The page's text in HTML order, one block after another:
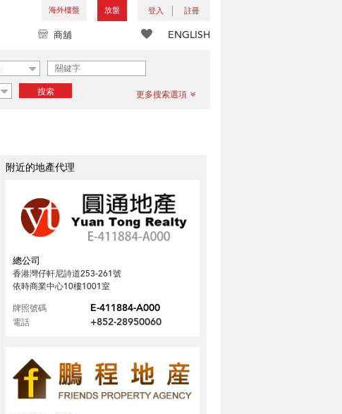
海外樓盤 放盤 登入 註冊
ENGLISH
商舖
搜索 更多搜索選項
附近的地產代理
總公司
香港灣仔軒尼詩道253-261號
依時商業中心10樓1001室
牌照號碼
E-411884-A000
電話 +852-28950060